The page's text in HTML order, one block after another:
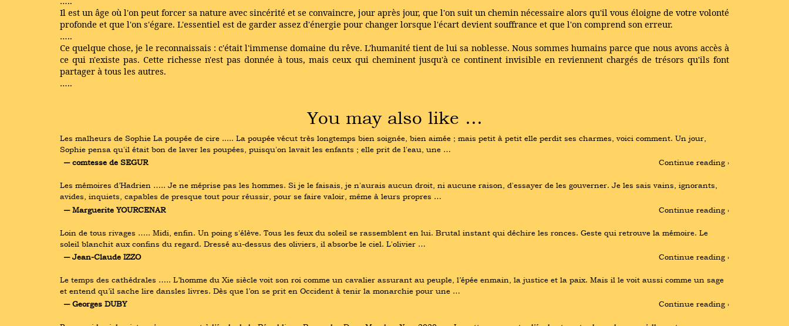
Il est un âge où l'on peut forcer sa nature avec sincérité et se convaincre, jour après jour, que l'on suit un chemin nécessaire alors qu'il vous éloigne de votre volonté
profonde et que l'on s'égare. L'essentiel est de garder assez d'énergie pour changer lorsque l'écart devient souffrance et que l'on comprend son erreur.
…..
Ce quelque chose, je le reconnaissais : c'était l'immense domaine du rêve. L'humanité tient de lui sa noblesse. Nous sommes humains parce que nous avons accès à
ce qui n'existe pas. Cette richesse n'est pas donnée à tous, mais ceux qui cheminent jusqu'à ce continent invisible en reviennent chargés de trésors qu'ils font
partager à tous les autres.
…..
You may also like …
Les malheurs de Sophie La poupée de cire ..... La poupée vécut très longtemps bien soignée, bien aimée ; mais petit à petit elle perdit ses charmes, voici comment. Un jour,
Sophie pensa qu'il était bon de laver les poupées, puisqu'on lavait les enfants ; elle prit de l'eau, une …
― comtesse de SEGUR
Continue reading ›
Les mémoires d’Hadrien ….. Je ne méprise pas les hommes. Si je le faisais, je n'aurais aucun droit, ni aucune raison, d'essayer de les gouverner. Je les sais vains, ignorants,
avides, inquiets, capables de presque tout pour réussir, pour se faire valoir, même à leurs propres …
― Marguerite YOURCENAR
Continue reading ›
Loin de tous rivages ….. Midi, enfin. Un poing s'élève. Tous les feux du soleil se rassemblent en lui. Brutal instant qui déchire les ronces. Geste qui retrouve la mémoire. Le
soleil blanchit aux confins du regard. Dressé au-dessus des oliviers, il absorbe le ciel. L'olivier …
― Jean-Claude IZZO
Continue reading ›
Le temps des cathédrales ….. L’homme du Xie siècle voit son roi comme un cavalier assurant au peuple, l’épée enmain, la justice et la paix. Mais il le voit aussi comme un sage
et entend qu’il sache lire dansles livres. Dès que l’on se prit en Occident à tenir la monarchie pour une …
― Georges DUBY
Continue reading ›